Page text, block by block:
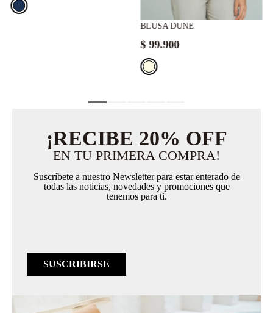
BLUSA DUNE
$ 99.900
¡RECIBE 20% OFF
EN TU PRIMERA COMPRA!
Suscríbete a nuestro Newsletter para estar enterado de
todas las noticias, novedades y promociones que
tenemos para ti.
SUSCRIBIRSE